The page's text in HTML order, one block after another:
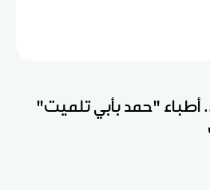
أطباء "حمد بأبي تلميت"